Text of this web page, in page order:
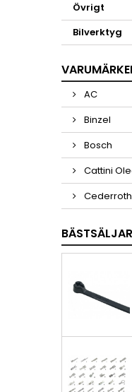
Övrigt
Bilverktyg
AC
Binzel
Bosch
Cattini
Cederroth